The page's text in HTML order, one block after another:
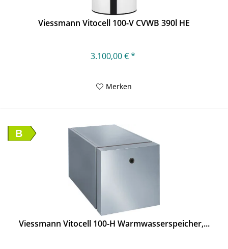
Viessmann Vitocell 100-V CVWB 390l HE
3.100,00 € *
Merken
B
Viessmann Vitocell 100-H Warmwasserspeicher,...